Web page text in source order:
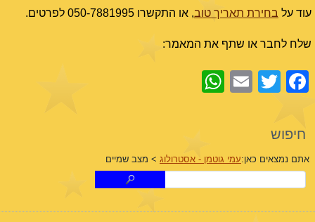
עוד על בחירת תאריך טוב, או התקשרו 050-7881995 לפרטים.
שלח לחבר או שתף את המאמר:
Facebook
Twitter
Email
חיפוש
אתם נמצאים כאן:עמי גוטמן - אסטרולוג > מצב שמיים